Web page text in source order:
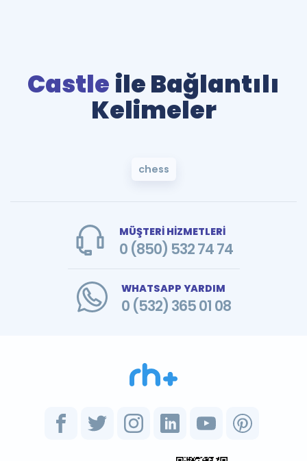
Castle ile Bağlantılı
Kelimeler
chess
MÜŞTERİ HİZMETLERİ
0 (850) 532 74 74
WHATSAPP YARDIM
0 (532) 365 01 08